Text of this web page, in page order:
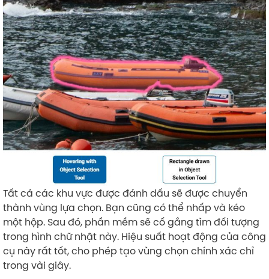
Tất cả các khu vực được đánh dấu sẽ được chuyển
thành vùng lựa chọn. Bạn cũng có thể nhấp và kéo
một hộp. Sau đó, phần mềm sẽ cố gắng tìm đối tượng
trong hình chữ nhật này. Hiệu suất hoạt động của công
cụ này rất tốt, cho phép tạo vùng chọn chính xác chỉ
trong vài giây.